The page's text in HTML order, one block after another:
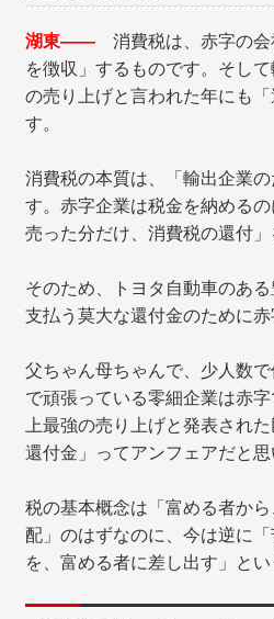
湖東―― 消費税は、赤字の会
を徴収」するものです。そし
の売り上げと言われた年にも
す。
消費税の本質は、「輸出企業
す。赤字企業は税金を納める
売った分だけ、消費税の還付」
そのため、トヨタ自動車のあ
支払う莫大な還付金のために赤
父ちゃん母ちゃんで、少人数
で頑張っている零細企業は赤
上最強の売り上げと発表され
還付金」ってアンフェアだと思
税の基本概念は「富める者か
配」のはずなのに、今は逆に
を、富める者に差し出す」と